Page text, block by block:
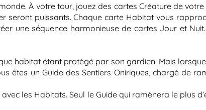
À votre tour, jouez des cartes Créature de
puissants. Chaque carte Habitat vous
une séquence harmonieuse de cartes Jour et
habitat étant protégé par son gardien. Mais
un Guide des Sentiers Oniriques, chargé de
les Habitats. Seul le Guide qui ramènera le plus